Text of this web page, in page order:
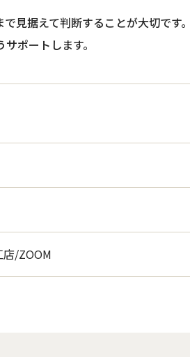
見据えて判断することが大切で
ポートします。
/ZOOM